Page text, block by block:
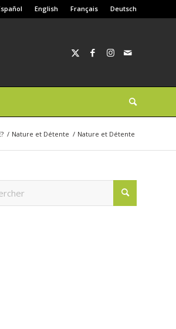
English Français Deutsch
/ Nature et Détente / Nature et Détente